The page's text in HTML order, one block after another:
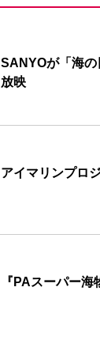
SANYOが「海の
放映
アイマリンプロ
『PAスーパー